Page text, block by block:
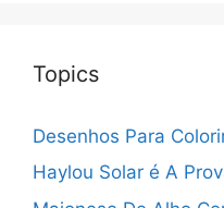
Topics
Desenhos Para
Haylou Solar é A